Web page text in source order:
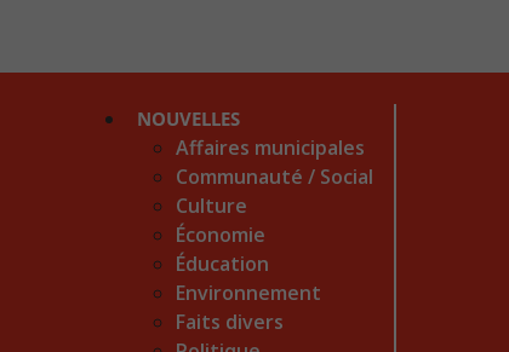
NOUVELLES
Affaires municipales
Communauté / Social
Culture
Économie
Éducation
Environnement
Faits divers